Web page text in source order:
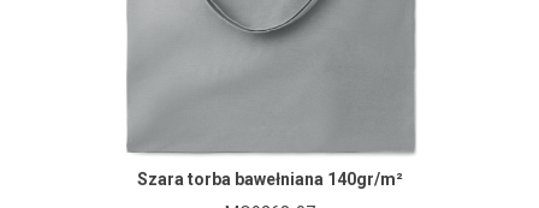
Szara torba bawełniana 140gr/m²